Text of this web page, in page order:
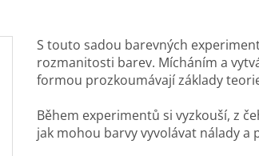
S touto sadou barevných
rozmanitosti barev. Mícháním a
formou prozkoumávají základy
Během experimentů si vyzkouší, z
jak mohou barvy vyvolávat nálady a